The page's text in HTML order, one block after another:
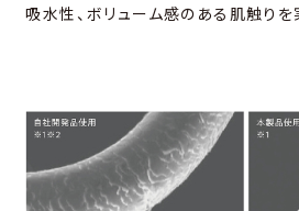
吸水性、ボリューム感のある肌触りを